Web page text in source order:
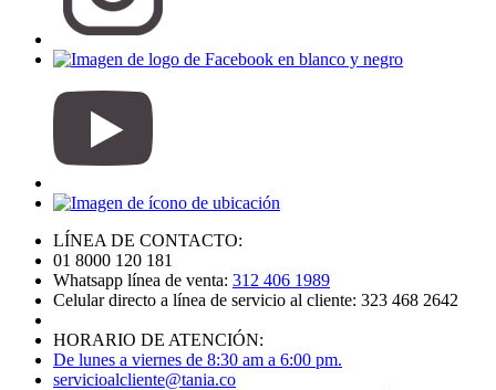
LÍNEA DE CONTACTO:
01 8000 120 181
Whatsapp línea de venta: 312 406 1989
Celular directo a línea de servicio al cliente: 323 468 2642
HORARIO DE ATENCIÓN:
De lunes a viernes de 8:30 am a 6:00 pm.
servicioalcliente@tania.co